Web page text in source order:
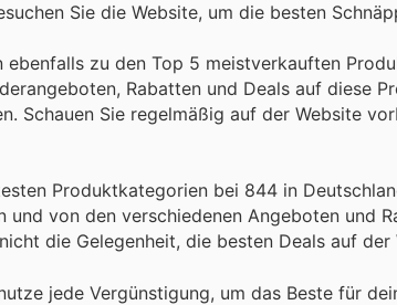
Sie die Website, um die besten
ebenfalls zu den Top 5 meistverkauften
Rabatten und Deals auf diese
Schauen Sie regelmäßig auf der Website
Produktkategorien bei 844 in
von den verschiedenen Angeboten und
die Gelegenheit, die besten Deals auf der
jede Vergünstigung, um das Beste für